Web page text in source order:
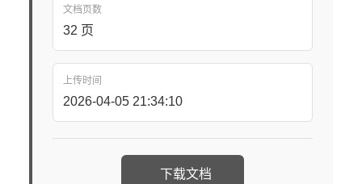
文档页数
32 页
上传时间
2026-04-05 21:34:10
下载文档